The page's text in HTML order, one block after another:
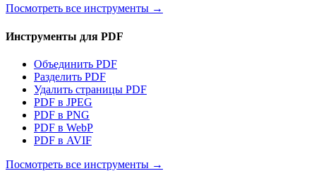
Посмотреть все инструменты →
Инструменты для PDF
Объединить PDF
Разделить PDF
Удалить страницы PDF
PDF в JPEG
PDF в PNG
PDF в WebP
PDF в AVIF
Посмотреть все инструменты →